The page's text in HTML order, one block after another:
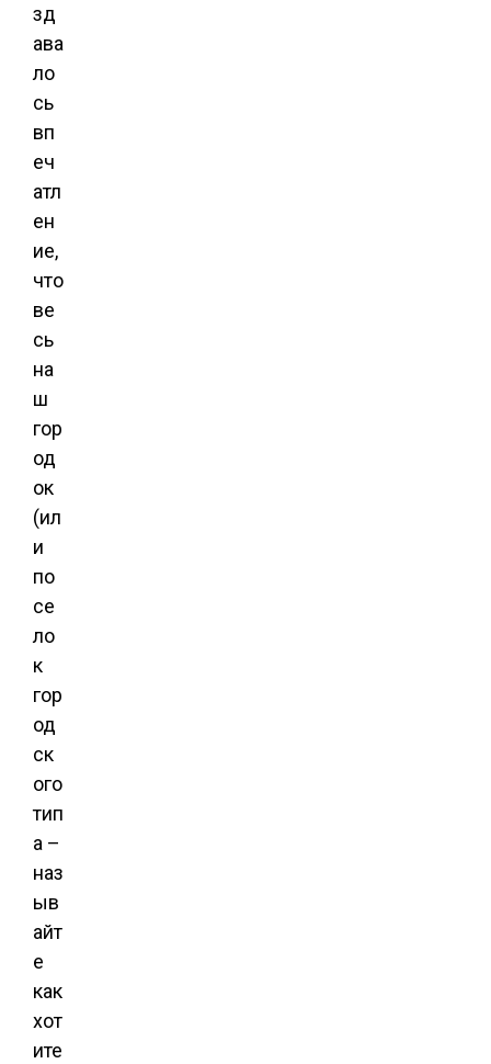
зд
ава
ло
сь
вп
еч
атл
ен
ие,
что
ве
сь
на
ш
гор
од
ок
(ил
и
по
се
ло
к
гор
од
ск
ого
тип
а –
наз
ыв
айт
е
как
хот
ите